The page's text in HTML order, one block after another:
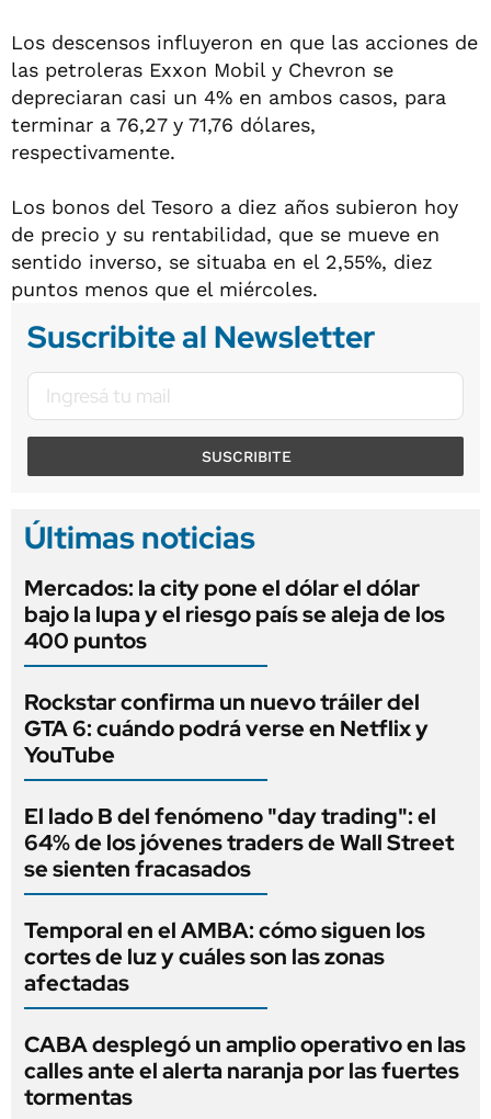
Los descensos influyeron en que las acciones de
las petroleras Exxon Mobil y Chevron se
depreciaran casi un 4% en ambos casos, para
terminar a 76,27 y 71,76 dólares,
respectivamente.
Los bonos del Tesoro a diez años subieron hoy
de precio y su rentabilidad, que se mueve en
sentido inverso, se situaba en el 2,55%, diez
puntos menos que el miércoles.
Suscribite al Newsletter
SUSCRIBITE
Últimas noticias
Mercados: la city pone el dólar el dólar
bajo la lupa y el riesgo país se aleja de los
400 puntos
Rockstar confirma un nuevo tráiler del
GTA 6: cuándo podrá verse en Netflix y
YouTube
El lado B del fenómeno "day trading": el
64% de los jóvenes traders de Wall Street
se sienten fracasados
Temporal en el AMBA: cómo siguen los
cortes de luz y cuáles son las zonas
afectadas
CABA desplegó un amplio operativo en las
calles ante el alerta naranja por las fuertes
tormentas